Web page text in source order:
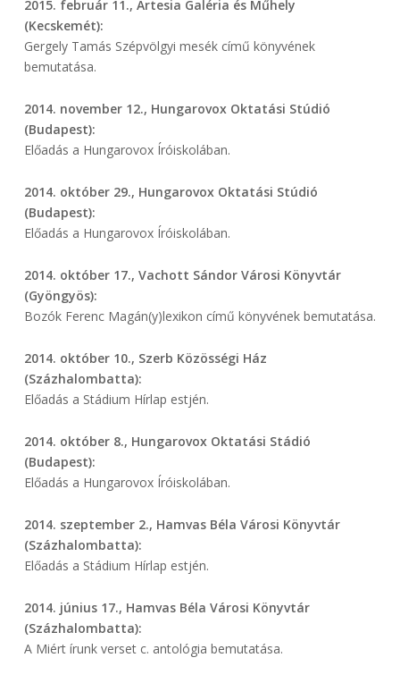
2015. február 11., Artesia Galéria és Műhely
(Kecskemét):
Gergely Tamás Szépvölgyi mesék című könyvének
bemutatása.
2014. november 12., Hungarovox Oktatási Stúdió
(Budapest):
Előadás a Hungarovox Íróiskolában.
2014. október 29., Hungarovox Oktatási Stúdió
(Budapest):
Előadás a Hungarovox Íróiskolában.
2014. október 17., Vachott Sándor Városi Könyvtár
(Gyöngyös):
Bozók Ferenc Magán(y)lexikon című könyvének bemutatása.
2014. október 10., Szerb Közösségi Ház
(Százhalombatta):
Előadás a Stádium Hírlap estjén.
2014. október 8., Hungarovox Oktatási Stádió
(Budapest):
Előadás a Hungarovox Íróiskolában.
2014. szeptember 2., Hamvas Béla Városi Könyvtár
(Százhalombatta):
Előadás a Stádium Hírlap estjén.
2014. június 17., Hamvas Béla Városi Könyvtár
(Százhalombatta):
A Miért írunk verset c. antológia bemutatása.